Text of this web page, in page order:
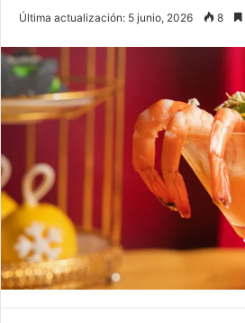
Última actualización: 5 junio, 2026 8